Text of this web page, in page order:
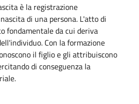
è la registrazione
di una persona. L'atto di
fondamentale da cui deriva
Con la formazione
il figlio e gli attribuiscono
di conseguenza la